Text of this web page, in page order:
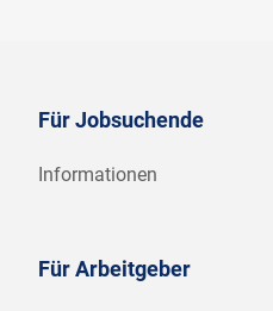
Für Jobsuchende
Informationen
Für Arbeitgeber